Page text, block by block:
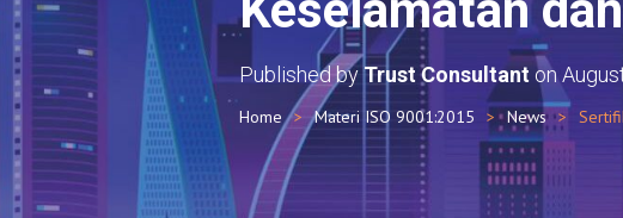
Published by Trust Consultant on
Home Materi ISO 9001:2015 News